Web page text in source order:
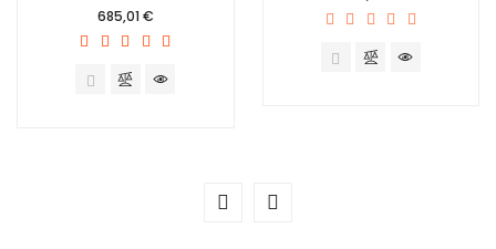
Precio
685,01 €